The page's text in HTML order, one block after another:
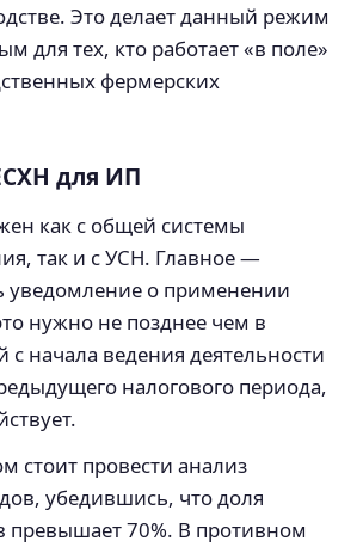
Это делает данный режим
для тех, кто работает «в поле»
фермерских
для ИП
как с общей системы
так и с УСН. Главное —
уведомление о применении
нужно не позднее чем в
с начала ведения деятельности
налогового периода,
стоит провести анализ
убедившись, что доля
превышает 70%. В противном